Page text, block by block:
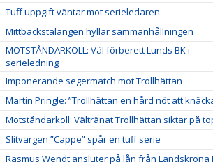
Tuff uppgift väntar mot serieledaren
Mittbackstalangen hyllar sammanhållningen
MOTSTÅNDARKOLL: Väl förberett Lunds BK i
serieledning
Imponerande segermatch mot Trollhättan
Martin Pringle: ”Trollhättan en hård nöt att
Motståndarkoll: Vältränat Trollhättan siktar på
Slitvargen ”Cappe” spår en tuff serie
Rasmus Wendt ansluter på lån från Landskrona